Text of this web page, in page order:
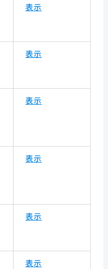
表示
表示
表示
表示
表示
表示